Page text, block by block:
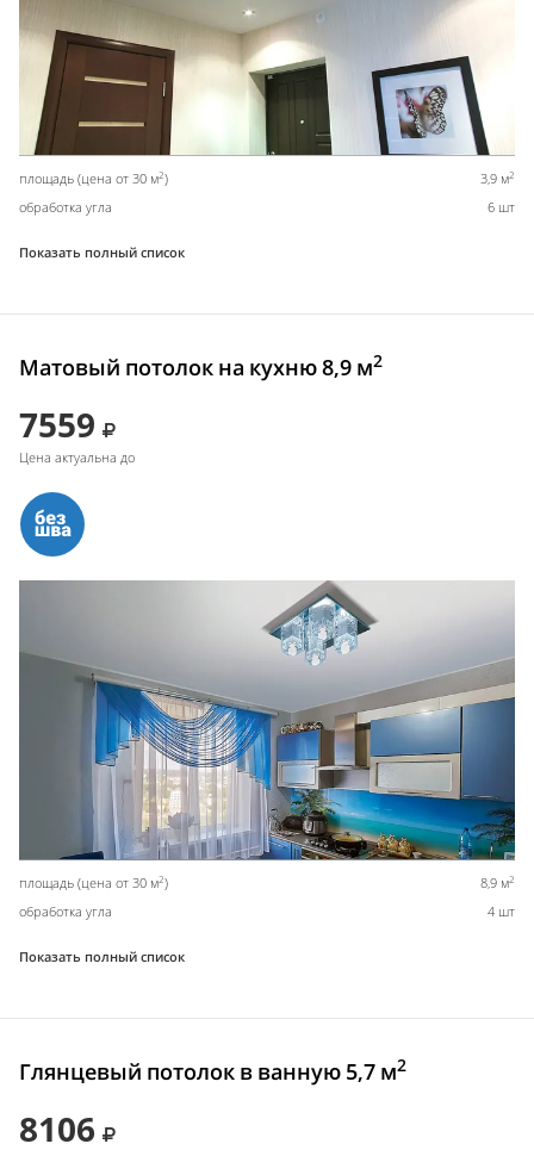
площадь (цена от 30 м2) 3,9 м2
обработка угла 6 шт
Показать полный список
Матовый потолок на кухню 8,9 м2
7559
Цена актуальна до
площадь (цена от 30 м2) 8,9 м2
обработка угла 4 шт
Показать полный список
Глянцевый потолок в ванную 5,7 м2
8106